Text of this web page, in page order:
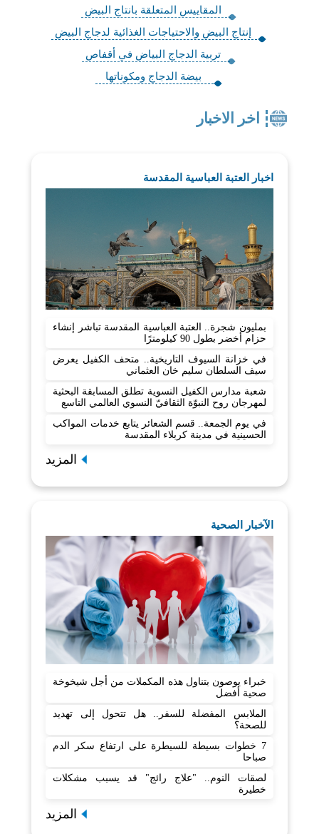
المقاييس المتعلقة بانتاج البيض
إنتاج البيض والاحتياجات الغذائية لدجاج البيض
تربية الدجاج البياض في أقفاص
بيضة الدجاج ومكوناتها
اخر الاخبار
اخبار العتبة العباسية المقدسة
بمليون شجرة.. العتبة العباسية المقدسة تباشر إنشاء
حزام أخضر بطول 90 كيلومترًا
في خزانة السيوف التاريخية.. متحف الكفيل يعرض
سيف السلطان سليم خان العثماني
شعبة مدارس الكفيل النسوية تطلق المسابقة البحثية
لمهرجان روح النبوّة الثقافيّ النسوي العالمي التاسع
في يوم الجمعة.. قسم الشعائر يتابع خدمات المواكب
الحسينية في مدينة كربلاء المقدسة
المزيد
الآخبار الصحية
خبراء يوصون بتناول هذه المكملات من أجل شيخوخة
صحية أفضل
الملابس المفضلة للسفر.. هل تتحول إلى تهديد
للصحة؟
7 خطوات بسيطة للسيطرة على ارتفاع سكر الدم
صباحا
لصقات النوم.. "علاج رائج" قد يسبب مشكلات
خطيرة
المزيد